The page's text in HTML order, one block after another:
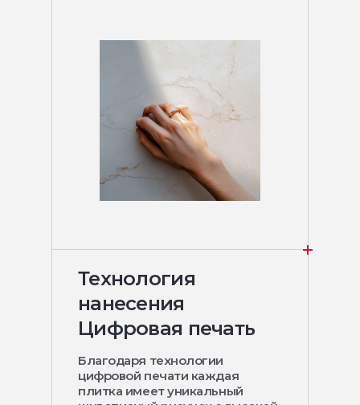
Технология
нанесения
Цифровая печать
Благодаря технологии
цифровой печати каждая
плитка имеет уникальный